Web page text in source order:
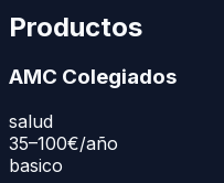
Productos
AMC Colegiados
salud
35–100€/año
basico